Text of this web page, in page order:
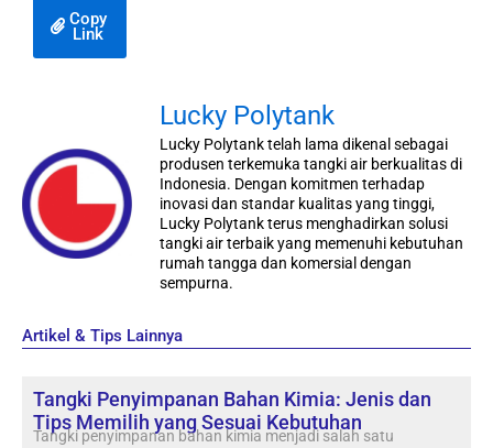
Copy
Link
Lucky Polytank
Lucky Polytank telah lama dikenal sebagai
produsen terkemuka tangki air berkualitas di
Indonesia. Dengan komitmen terhadap
inovasi dan standar kualitas yang tinggi,
Lucky Polytank terus menghadirkan solusi
tangki air terbaik yang memenuhi kebutuhan
rumah tangga dan komersial dengan
sempurna.
Artikel & Tips Lainnya
Tangki Penyimpanan Bahan Kimia: Jenis dan
Tips Memilih yang Sesuai Kebutuhan
Tangki penyimpanan bahan kimia menjadi salah satu